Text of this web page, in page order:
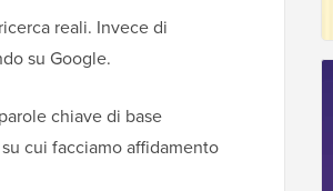
reali. Invece di
su Google.
chiave di base
cui facciamo affidamento